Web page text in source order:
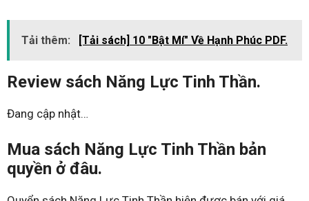
Tải thêm: [Tải sách] 10 "Bật Mí" Về Hạnh Phúc PDF.
Review sách Năng Lực Tinh Thần.
Đang cập nhật…
Mua sách Năng Lực Tinh Thần bản
quyền ở đâu.